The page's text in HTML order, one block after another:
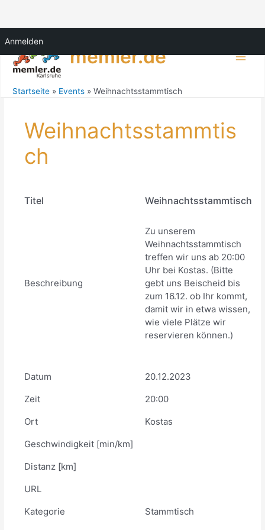
Anmelden
Inhalt
springen
memler.de
Startseite Events Weihnachtsstammtisch
Weihnachtsstammtis
ch
Titel Weihnachtsstammtisch
Beschreibung
Zu unserem
Weihnachtsstammtisch
treffen wir uns ab 20:00
Uhr bei Kostas. (Bitte
gebt uns Beischeid bis
zum 16.12. ob Ihr kommt,
damit wir in etwa wissen,
wie viele Plätze wir
reservieren können.)
Datum
20.12.2023
Zeit
20:00
Ort
Kostas
Geschwindigkeit [min/km]
Distanz [km]
URL
Kategorie
Stammtisch